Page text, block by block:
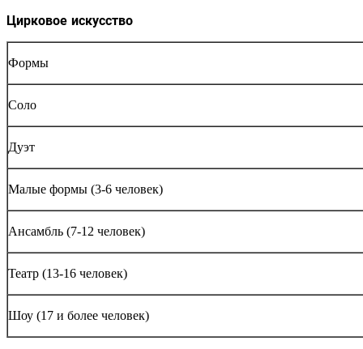
Цирковое искусство
Формы
Соло
Дуэт
Малые формы (3-6 человек)
Ансамбль (7-12 человек)
Театр (13-16 человек)
Шоу (17 и более человек)